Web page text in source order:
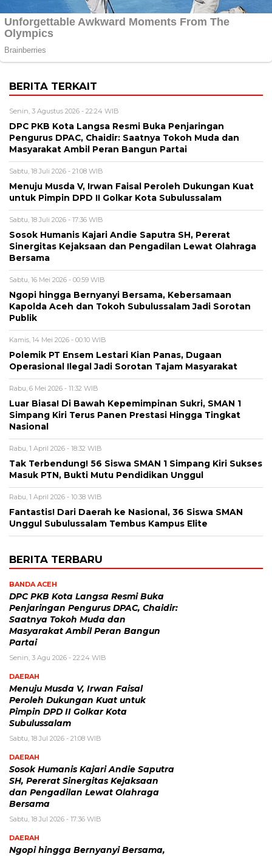
BERITA TERKAIT
Senin, 3 Agustus 2026 - 22:24 WIB
DPC PKB Kota Langsa Resmi Buka Penjaringan
Pengurus DPAC, Chaidir: Saatnya Tokoh Muda dan
Masyarakat Ambil Peran Bangun Partai
Sabtu, 18 Juli 2026 - 21:08 WIB
Menuju Musda V, Irwan Faisal Peroleh Dukungan Kuat
untuk Pimpin DPD II Golkar Kota Subulussalam
Sabtu, 18 Juli 2026 - 17:36 WIB
Sosok Humanis Kajari Andie Saputra SH, Pererat
Sinergitas Kejaksaan dan Pengadilan Lewat Olahraga
Bersama
Sabtu, 16 Mei 2026 - 00:59 WIB
Ngopi hingga Bernyanyi Bersama, Kebersamaan
Kapolda Aceh dan Tokoh Subulussalam Jadi Sorotan
Publik
Kamis, 14 Mei 2026 - 00:10 WIB
Polemik PT Ensem Lestari Kian Panas, Dugaan
Operasional Ilegal Jadi Sorotan Tajam Masyarakat
Rabu, 6 Mei 2026 - 11:32 WIB
Luar Biasa! Di Bawah Kepemimpinan Sukri, SMAN 1
Simpang Kiri Terus Panen Prestasi Hingga Tingkat
Nasional
Rabu, 1 April 2026 - 18:32 WIB
Tak Terbendung! 56 Siswa SMAN 1 Simpang Kiri Sukses
Masuk PTN, Bukti Mutu Pendidikan Unggul
Rabu, 1 April 2026 - 10:38 WIB
Fantastis! Dari Daerah ke Nasional, 36 Siswa SMAN
Unggul Subulussalam Tembus Kampus Elite
BERITA TERBARU
BANDA ACEH
DPC PKB Kota Langsa Resmi Buka
Penjaringan Pengurus DPAC, Chaidir:
Saatnya Tokoh Muda dan
Masyarakat Ambil Peran Bangun
Partai
Senin, 3 Agu 2026 - 22:24 WIB
DAERAH
Menuju Musda V, Irwan Faisal
Peroleh Dukungan Kuat untuk
Pimpin DPD II Golkar Kota
Subulussalam
Sabtu, 18 Jul 2026 - 21:08 WIB
DAERAH
Sosok Humanis Kajari Andie Saputra
SH, Pererat Sinergitas Kejaksaan
dan Pengadilan Lewat Olahraga
Bersama
Sabtu, 18 Jul 2026 - 17:36 WIB
DAERAH
Ngopi hingga Bernyanyi Bersama,